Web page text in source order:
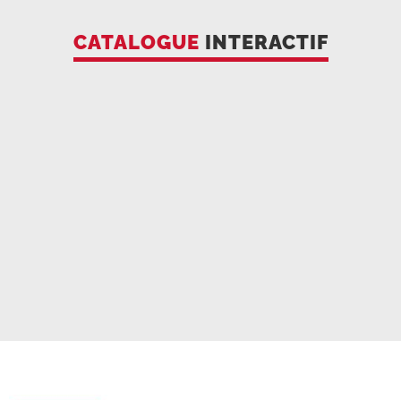
CATALOGUE INTERACTIF